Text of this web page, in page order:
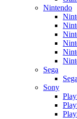
Nintendo
Sega
Sony